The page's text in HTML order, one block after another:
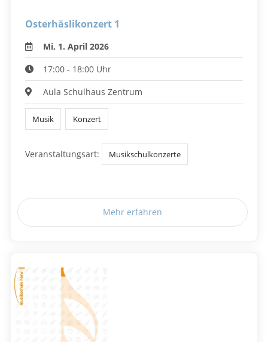
Osterhäslikonzert 1
Mi, 1. April 2026
17:00 - 18:00 Uhr
Aula Schulhaus Zentrum
Musik Konzert
Veranstaltungsart: Musikschulkonzerte
Mehr erfahren